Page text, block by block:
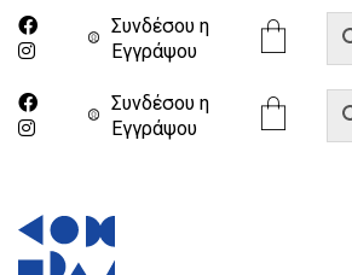
Συνδέσου η
Eγγράψου
Συνδέσου η
Eγγράψου